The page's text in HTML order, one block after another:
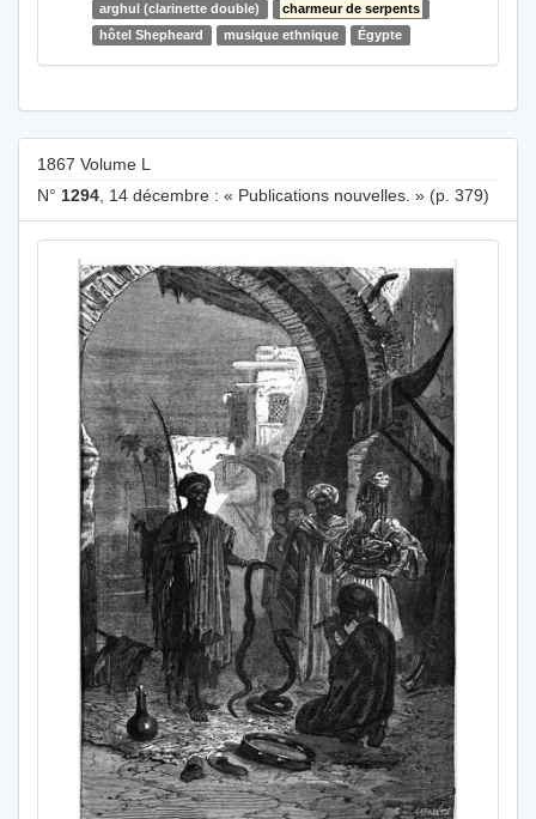
arghul (clarinette double)
charmeur de serpents
hôtel Shepheard
musique ethnique Égypte
1867 Volume L
N° 1294 , 14 décembre : « Publications nouvelles. » (p. 379)